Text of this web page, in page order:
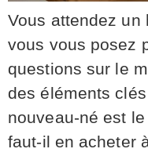
Vous attendez un
vous vous posez
questions sur le
des éléments
nouveau-né est
faut-il en acheter